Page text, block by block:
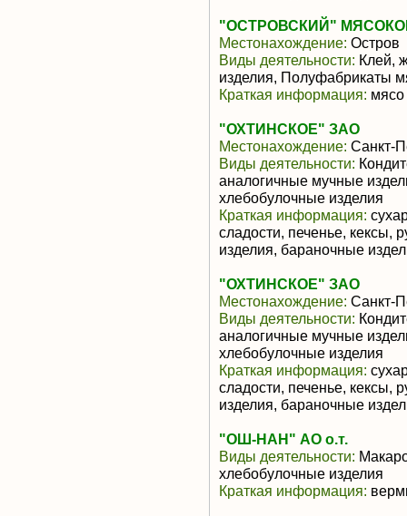
"ОСТРОВСКИЙ"
Местонахождение: Остров
Виды деятельности: Клей,
изделия, Полуфабрикаты
Краткая информация: мясо
"ОХТИНСКОЕ" ЗАО
Местонахождение: Санкт-
Виды деятельности:
аналогичные мучные
хлебобулочные изделия
Краткая информация:
сладости, печенье, кексы,
изделия, бараночные
"ОХТИНСКОЕ" ЗАО
Местонахождение: Санкт-
Виды деятельности:
аналогичные мучные
хлебобулочные изделия
Краткая информация:
сладости, печенье, кексы,
изделия, бараночные
"ОШ-НАН" АО о.т.
Виды деятельности:
хлебобулочные изделия
Краткая информация: